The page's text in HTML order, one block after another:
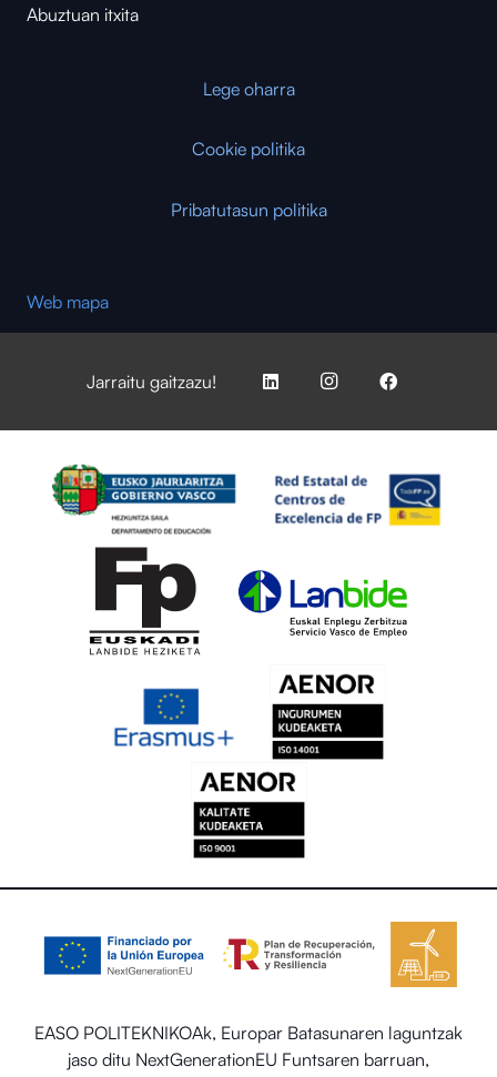
Abuztuan itxita
Lege oharra
Cookie politika
Pribatutasun politika
Web mapa
Jarraitu gaitzazu!
EASO POLITEKNIKOAk, Europar Batasunaren laguntzak
jaso ditu NextGenerationEU Funtsaren barruan,